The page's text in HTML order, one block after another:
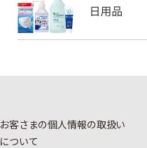
お客さまの個人情報の取扱い
について